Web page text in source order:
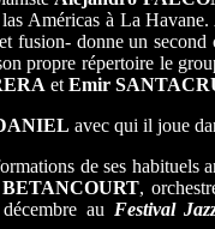
las Américas à La
fusion- donne un second
propre répertoire le
et Emir
avec qui il joue
de ses habituels
BETANCOURT,
au Festival